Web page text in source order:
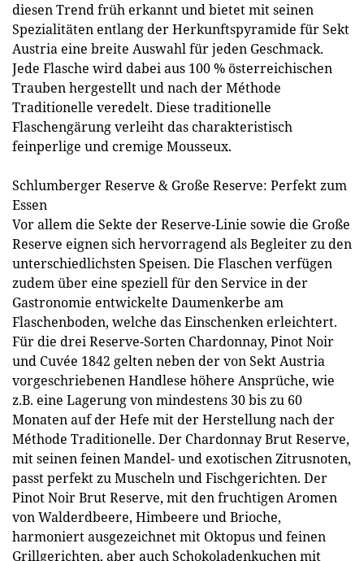
diesen Trend früh erkannt und bietet mit seinen
Spezialitäten entlang der Herkunftspyramide für Sekt
Austria eine breite Auswahl für jeden Geschmack.
Jede Flasche wird dabei aus 100 % österreichischen
Trauben hergestellt und nach der Méthode
Traditionelle veredelt. Diese traditionelle
Flaschengärung verleiht das charakteristisch
feinperlige und cremige Mousseux.
Schlumberger Reserve & Große Reserve: Perfekt zum
Essen
Vor allem die Sekte der Reserve-Linie sowie die Große
Reserve eignen sich hervorragend als Begleiter zu den
unterschiedlichsten Speisen. Die Flaschen verfügen
zudem über eine speziell für den Service in der
Gastronomie entwickelte Daumenkerbe am
Flaschenboden, welche das Einschenken erleichtert.
Für die drei Reserve-Sorten Chardonnay, Pinot Noir
und Cuvée 1842 gelten neben der von Sekt Austria
vorgeschriebenen Handlese höhere Ansprüche, wie
z.B. eine Lagerung von mindestens 30 bis zu 60
Monaten auf der Hefe mit der Herstellung nach der
Méthode Traditionelle. Der Chardonnay Brut Reserve,
mit seinen feinen Mandel- und exotischen Zitrusnoten,
passt perfekt zu Muscheln und Fischgerichten. Der
Pinot Noir Brut Reserve, mit den fruchtigen Aromen
von Walderdbeere, Himbeere und Brioche,
harmoniert ausgezeichnet mit Oktopus und feinen
Grillgerichten, aber auch Schokoladenkuchen mit